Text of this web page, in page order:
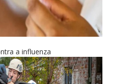
a influenza